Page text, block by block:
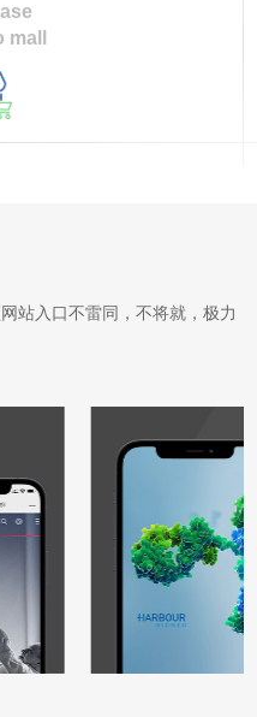
站入口不雷同，不将就，极力